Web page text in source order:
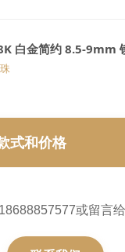
白金简约 8.5-9mm
式和价格
或留言